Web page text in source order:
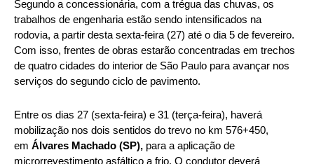
Segundo a concessionária, com a trégua das chuvas, os
trabalhos de engenharia estão sendo intensificados na
rodovia, a partir desta sexta-feira (27) até o dia 5 de fevereiro.
Com isso, frentes de obras estarão concentradas em trechos
de quatro cidades do interior de São Paulo para avançar nos
serviços do segundo ciclo de pavimento.
Entre os dias 27 (sexta-feira) e 31 (terça-feira), haverá
mobilização nos dois sentidos do trevo no km 576+450,
em Álvares Machado (SP), para a aplicação de
microrrevestimento asfáltico a frio. O condutor deverá